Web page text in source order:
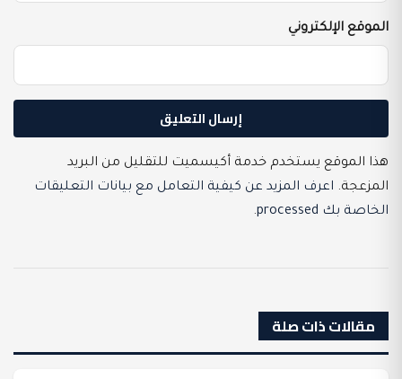
الموقع الإلكتروني
هذا الموقع يستخدم خدمة أكيسميت للتقليل من البريد
المزعجة. اعرف المزيد عن كيفية التعامل مع بيانات التعليقات
الخاصة بك processed
.
مقالات ذات صلة